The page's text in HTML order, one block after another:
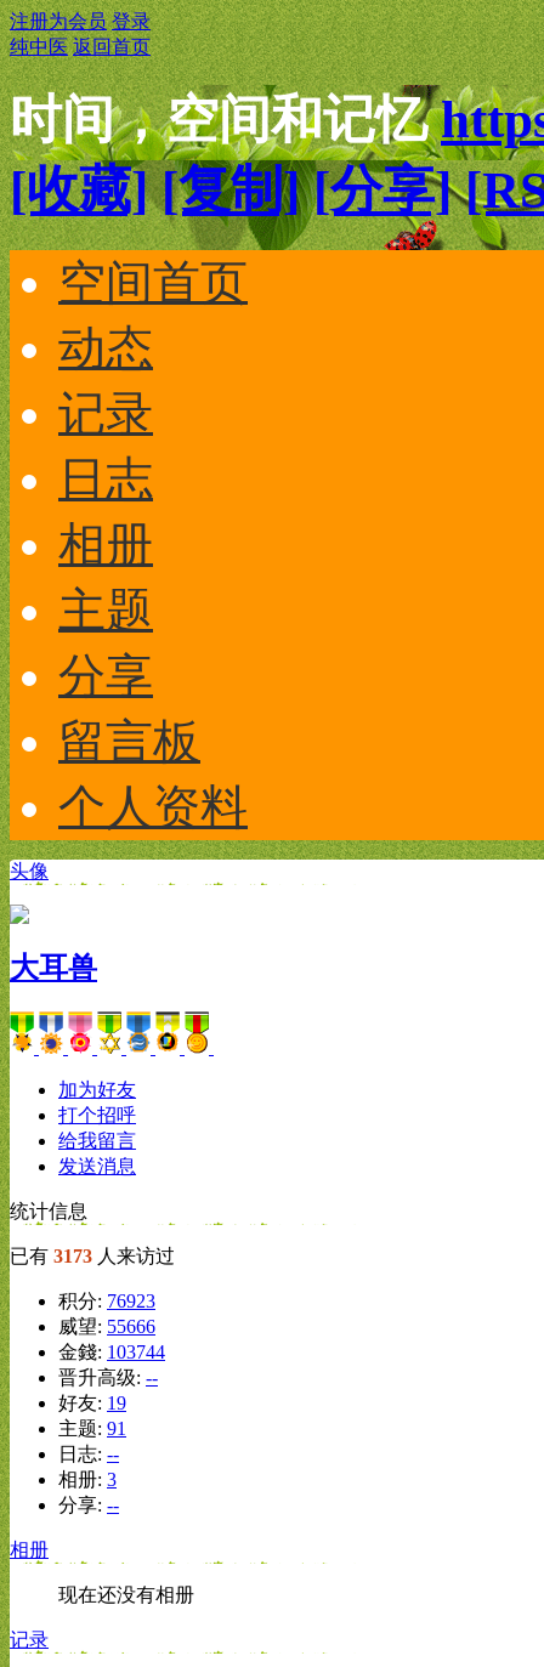
注册为会员 登录
纯中医 返回首页
时间，空间和记忆
[收藏] [复制] [分享]
空间首页
动态
记录
日志
相册
主题
分享
留言板
个人资料
头像
大耳兽
加为好友
打个招呼
给我留言
发送消息
统计信息
已有 3173 人来访过
积分: 76923
威望: 55666
金錢: 103744
晋升高级: --
好友: 19
主题: 91
日志: --
相册: 3
分享: --
相册
现在还没有相册
记录